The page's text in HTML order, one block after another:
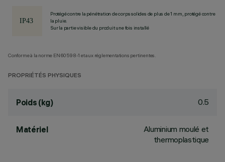
Protégé contre la pénétration de corps solides de plus de 1 mm, protégé contre
la pluie.
Sur la partie visible du produit une fois installé
Conforme à la norme EN60598-1 et aux réglementations pertinentes.
PROPRIÉTÉS PHYSIQUES
Poids (kg) 0.5
Matériel
Aluminium moulé et
thermoplastique